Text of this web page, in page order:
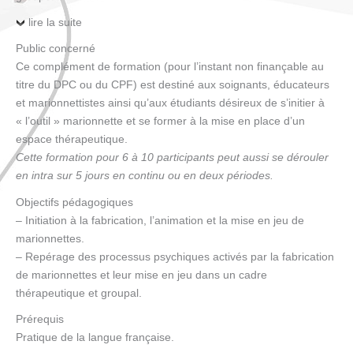
lire la suite
Public concerné
Ce complément de formation (pour l’instant non finançable au
titre du DPC ou du CPF) est destiné aux soignants, éducateurs
et marionnettistes ainsi qu’aux étudiants désireux de s’initier à
« l’outil » marionnette et se former à la mise en place d’un
espace thérapeutique.
Cette formation pour 6 à 10 participants peut aussi se dérouler
en intra sur 5 jours en continu ou en deux périodes.
Objectifs pédagogiques
– Initiation à la fabrication, l’animation et la mise en jeu de
marionnettes.
– Repérage des processus psychiques activés par la fabrication
de marionnettes et leur mise en jeu dans un cadre
thérapeutique et groupal.
Prérequis
Pratique de la langue française.